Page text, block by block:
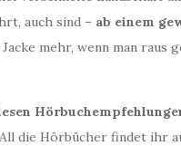
auch sind – ab einem
Jacke mehr, wenn man
die Hörbücher findet ihr